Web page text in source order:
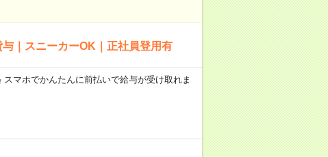
｜スニーカーOK｜正社員登用有
マホでかんたんに前払いで給与が受け取れま